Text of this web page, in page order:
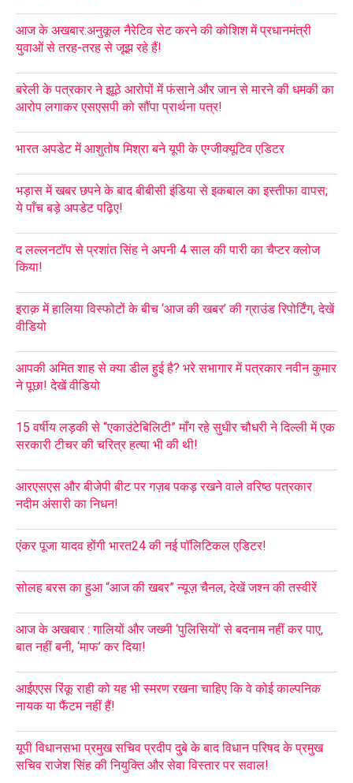
आज के अखबार:अनुकूल नैरेटिव सेट करने की कोशिश में प्रधानमंत्री
युवाओं से तरह-तरह से जूझ रहे हैं!
बरेली के पत्रकार ने झूठे आरोपों में फंसाने और जान से मारने की धमकी का
आरोप लगाकर एसएसपी को सौंपा प्रार्थना पत्र!
भारत अपडेट में आशुतोष मिश्रा बने यूपी के एग्जीक्यूटिव एडिटर
भड़ास में खबर छपने के बाद बीबीसी इंडिया से इकबाल का इस्तीफा वापस;
ये पाँच बड़े अपडेट पढ़िए!
द लल्लनटॉप से प्रशांत सिंह ने अपनी 4 साल की पारी का चैप्टर क्लोज
किया!
इराक़ में हालिया विस्फोटों के बीच ‘आज की खबर’ की ग्राउंड रिपोर्टिंग, देखें
वीडियो
आपकी अमित शाह से क्या डील हुई है? भरे सभागार में पत्रकार नवीन कुमार
ने पूछा! देखें वीडियो
15 वर्षीय लड़की से “एकाउंटेबिलिटी” माँग रहे सुधीर चौधरी ने दिल्ली में एक
सरकारी टीचर की चरित्र हत्या भी की थी!
आरएसएस और बीजेपी बीट पर गज़ब पकड़ रखने वाले वरिष्ठ पत्रकार
नदीम अंसारी का निधन!
एंकर पूजा यादव होंगी भारत24 की नई पॉलिटिकल एडिटर!
सोलह बरस का हुआ “आज की खबर” न्यूज़ चैनल, देखें जश्न की तस्वीरें
आज के अखबार : गालियों और जख्मी ‘पुलिसियों’ से बदनाम नहीं कर पाए,
बात नहीं बनी, ‘माफ’ कर दिया!
आईएएस रिंकू राही को यह भी स्मरण रखना चाहिए कि वे कोई काल्पनिक
नायक या फैंटम नहीं हैं!
यूपी विधानसभा प्रमुख सचिव प्रदीप दुबे के बाद विधान परिषद के प्रमुख
सचिव राजेश सिंह की नियुक्ति और सेवा विस्तार पर सवाल!